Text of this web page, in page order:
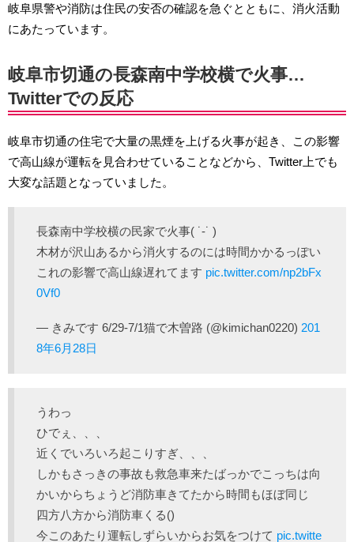
岐阜県警や消防は住民の安否の確認を急ぐとともに、消火活動
にあたっています。
岐阜市切通の長森南中学校横で火事…
Twitterでの反応
岐阜市切通の住宅で大量の黒煙を上げる火事が起き、この影響
で高山線が運転を見合わせていることなどから、Twitter上でも
大変な話題となっていました。
長森南中学校横の民家で火事( ˙-˙ )
木材が沢山あるから消火するのには時間かかるっぽい
これの影響で高山線遅れてます pic.twitter.com/np2bFx
0Vf0
— きみです 6/29-7/1猫で木曽路 (@kimichan0220) 201
8年6月28日
うわっ
ひでぇ、、、
近くでいろいろ起こりすぎ、、、
しかもさっきの事故も救急車来たばっかでこっちは向
かいからちょうど消防車きてたから時間もほぼ同じ
四方八方から消防車くる()
今このあたり運転しずらいからお気をつけて pic.twitte